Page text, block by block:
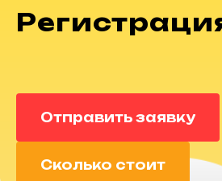
Отправить заявку
Сколько стоит